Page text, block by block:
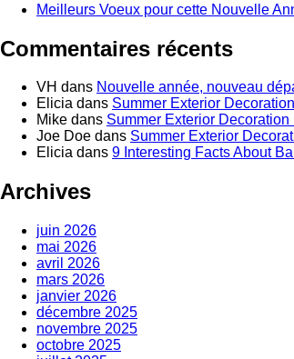
Meilleurs Voeux pour cette Nouvelle
Commentaires récents
VH dans Nouvelle année, nouveau
Elicia dans Summer Exterior
Mike dans Summer Exterior Decoration
Joe Doe dans Summer Exterior
Elicia dans 9 Interesting Facts About
Archives
juin 2026
mai 2026
avril 2026
mars 2026
janvier 2026
décembre 2025
novembre 2025
octobre 2025